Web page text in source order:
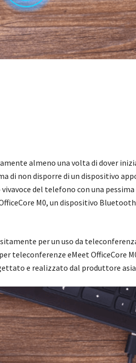
almeno una volta di dover
di non disporre di un dispositivo
del telefono con una
M0, un dispositivo
per un uso da
teleconferenze eMeet OfficeCore
e realizzato dal produttore